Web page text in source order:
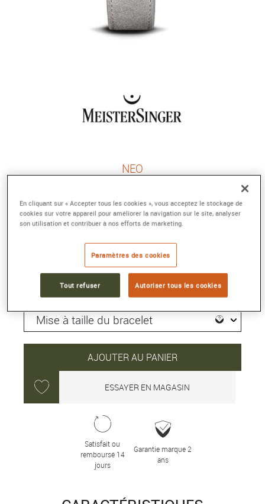
NEO
Référence :NE908N
Collection :NEW VINTAGE
1 350 €
Délai moyen de livraison : 5 jour(s)
AJOUTER AU PANIER
ESSAYER EN MAGASIN
Satisfait ou
remboursé 14
jours
Garantie marque 2
ans
En cliquant sur « Accepter tous les cookies », vous acceptez le stockage de
cookies sur votre appareil pour améliorer la navigation sur le site, analyser
son utilisation et contribuer à nos efforts de marketing.
Paramètres des cookies
Tout refuser Autoriser tous les cookies